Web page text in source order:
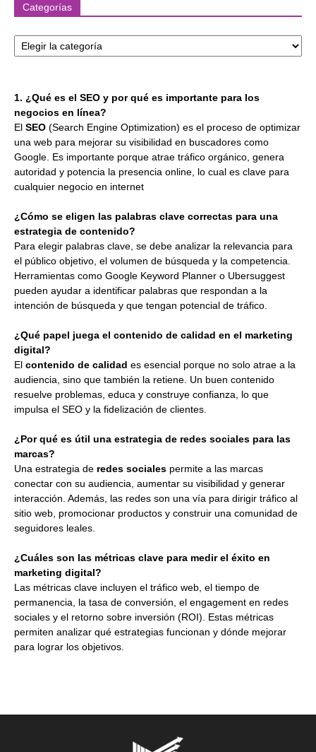
Categorías
1. ¿Qué es el SEO y por qué es importante para los
negocios en línea?
El SEO (Search Engine Optimization) es el proceso de optimizar
una web para mejorar su visibilidad en buscadores como
Google. Es importante porque atrae tráfico orgánico, genera
autoridad y potencia la presencia online, lo cual es clave para
cualquier negocio en internet
¿Cómo se eligen las palabras clave correctas para una
estrategia de contenido?
Para elegir palabras clave, se debe analizar la relevancia para
el público objetivo, el volumen de búsqueda y la competencia.
Herramientas como Google Keyword Planner o Ubersuggest
pueden ayudar a identificar palabras que respondan a la
intención de búsqueda y que tengan potencial de tráfico.
¿Qué papel juega el contenido de calidad en el marketing
digital?
El contenido de calidad es esencial porque no solo atrae a la
audiencia, sino que también la retiene. Un buen contenido
resuelve problemas, educa y construye confianza, lo que
impulsa el SEO y la fidelización de clientes.
¿Por qué es útil una estrategia de redes sociales para las
marcas?
Una estrategia de redes sociales permite a las marcas
conectar con su audiencia, aumentar su visibilidad y generar
interacción. Además, las redes son una vía para dirigir tráfico al
sitio web, promocionar productos y construir una comunidad de
seguidores leales.
¿Cuáles son las métricas clave para medir el éxito en
marketing digital?
Las métricas clave incluyen el tráfico web, el tiempo de
permanencia, la tasa de conversión, el engagement en redes
sociales y el retorno sobre inversión (ROI). Estas métricas
permiten analizar qué estrategias funcionan y dónde mejorar
para lograr los objetivos.